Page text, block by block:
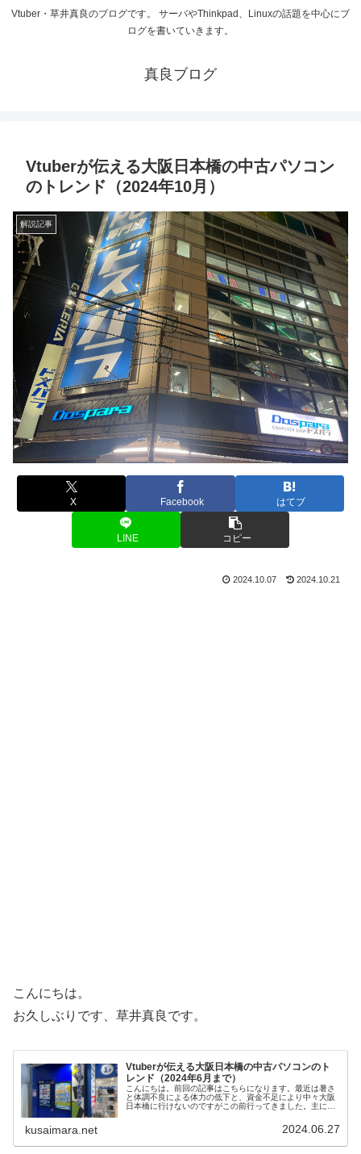
Vtuber・草井真良のブログです。 サーバやThinkpad、Linuxの話題を中心にブ
ログを書いていきます。
真良ブログ
Vtuberが伝える大阪日本橋の中古パソコン
のトレンド（2024年10月）
解説記事
X Facebook はてブ
LINE コピー
2024.10.07 2024.10.21
こんにちは。
お久しぶりです、草井真良です。
Vtuberが伝える大阪日本橋の中古パソコンのト
レンド（2024年6月まで）
こんにちは。前回の記事はこちらになります。最近は暑さ
と体調不良による体力の低下と、資金不足により中々大阪
日本橋に行けないのですがこの前行ってきました。主にオ
kusaimara.net 2024.06.27